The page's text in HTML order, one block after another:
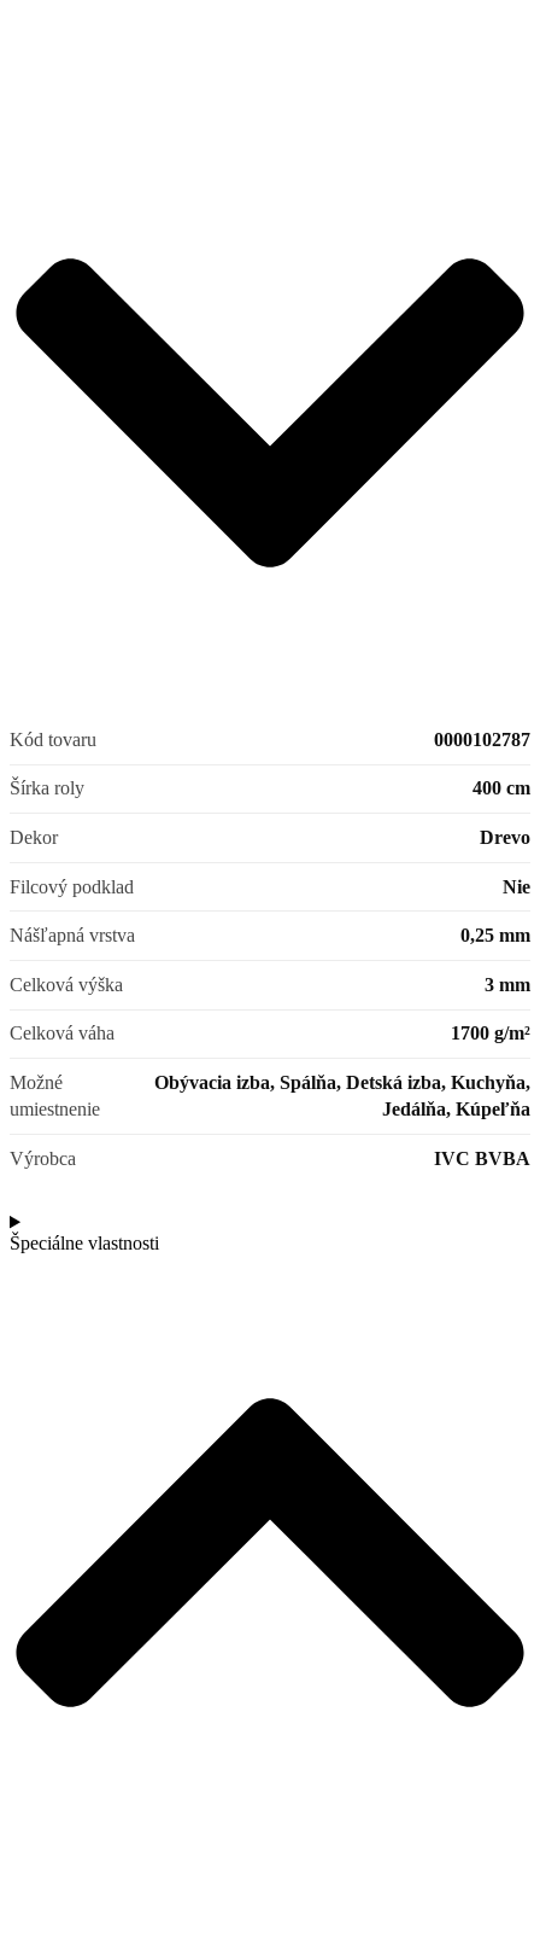
Kód tovaru 0000102787
Šírka roly 400 cm
Dekor Drevo
Filcový podklad Nie
Nášľapná vrstva 0,25 mm
Celková výška 3 mm
Celková váha 1700 g/m²
Možné
umiestnenie
Obývacia izba, Spálňa, Detská izba, Kuchyňa,
Jedálňa, Kúpeľňa
Výrobca IVC BVBA
Špeciálne vlastnosti